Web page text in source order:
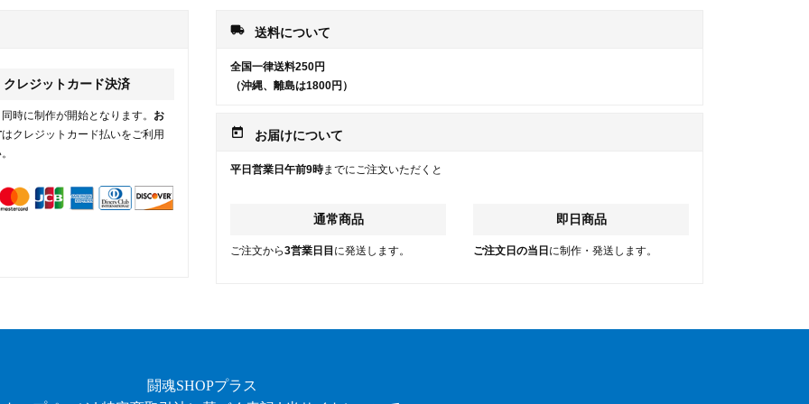
クレジットカード決済
時に制作が開始となります。 お
はクレジットカード払いをご利用
local_shipping 送料について
全国一律送料250円
（沖縄、離島は1800円）
today お届けについて
平日営業日午前9時までにご注文いただくと
通常商品
ご注文から3営業日目 に発送します。
即日商品
ご注文日の当日 に制作・発送します。
闘魂SHOPプラス